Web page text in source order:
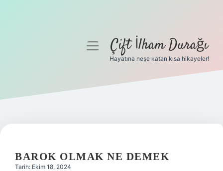
Gizlilik Politikası
Yasal Uyarı
menüyüÇift İlham Durağı
Hayatına neşe katan kısa hikayeler!
BAROK OLMAK NE DEMEK
Tarih: Ekim 18, 2024